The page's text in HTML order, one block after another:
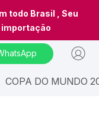
todo Brasil , Seu
importação
COPA DO MUNDO